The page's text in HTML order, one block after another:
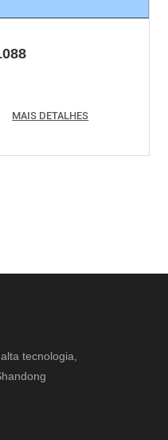
MAIS DETALHES
tecnologia,